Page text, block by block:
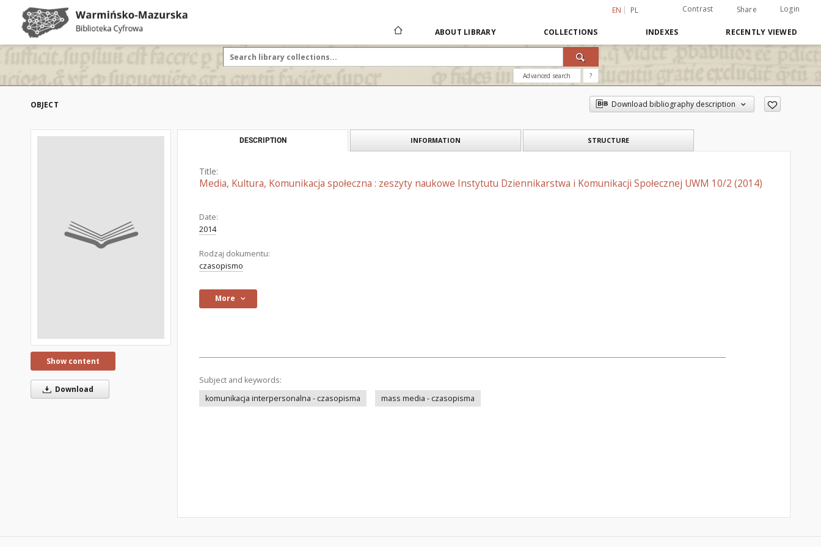
EN PL Contrast Share Login
ABOUT LIBRARY COLLECTIONS INDEXES RECENTLY VIEWED
Advanced search ?
OBJECT Download bibliography description
Show content
Download
DESCRIPTION INFORMATION STRUCTURE
Title:
Media, Kultura, Komunikacja społeczna : zeszyty naukowe Instytutu Dziennikarstwa i Komunikacji Społecznej UWM 10/2 (2014)
Date:
2014
Rodzaj dokumentu:
czasopismo
More
Subject and keywords:
komunikacja interpersonalna - czasopisma
mass media - czasopisma